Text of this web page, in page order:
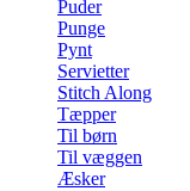
Puder
Punge
Pynt
Servietter
Stitch Along
Tæpper
Til børn
Til væggen
Æsker